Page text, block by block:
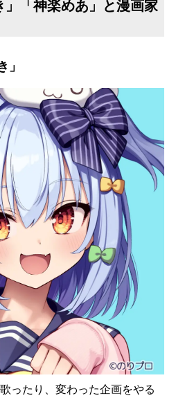
」「神楽めあ」と漫画家
ったり、変わった企画をやる